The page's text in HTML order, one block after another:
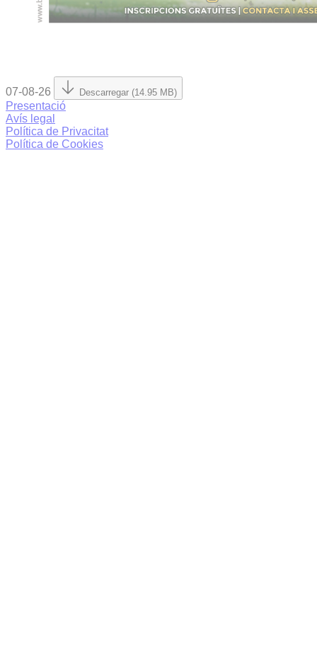
07-08-26 Descarregar (14.95 MB)
Presentació
Avís legal
Política de Privacitat
Política de Cookies